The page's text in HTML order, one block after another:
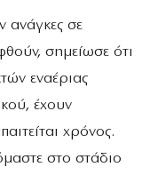
ανάγκες σε
σημείωσε ότι
εναέριας
έχουν
χρόνος.
στο στάδιο